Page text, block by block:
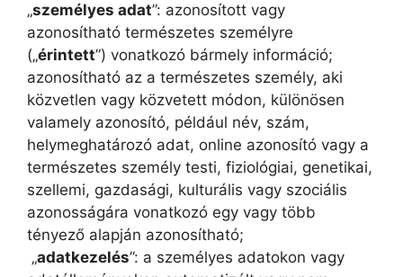
„személyes adat”: azonosított vagy
azonosítható természetes személyre
(„érintett”) vonatkozó bármely információ;
azonosítható az a természetes személy, aki
közvetlen vagy közvetett módon, különösen
valamely azonosító, például név, szám,
helymeghatározó adat, online azonosító vagy a
természetes személy testi, fiziológiai, genetikai,
szellemi, gazdasági, kulturális vagy szociális
azonosságára vonatkozó egy vagy több
tényező alapján azonosítható;
„adatkezelés”: a személyes adatokon vagy